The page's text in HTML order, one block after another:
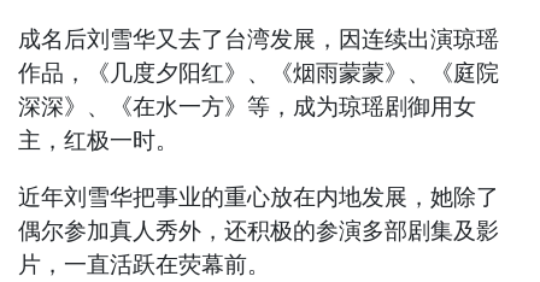
成名后刘雪华又去了台湾发展，因连续出演琼瑶
作品，《几度夕阳红》、《烟雨蒙蒙》、《庭院
深深》、《在水一方》等，成为琼瑶剧御用女
主，红极一时。
近年刘雪华把事业的重心放在内地发展，她除了
偶尔参加真人秀外，还积极的参演多部剧集及影
片，一直活跃在荧幕前。